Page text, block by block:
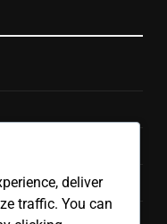
deliver
traffic. You can